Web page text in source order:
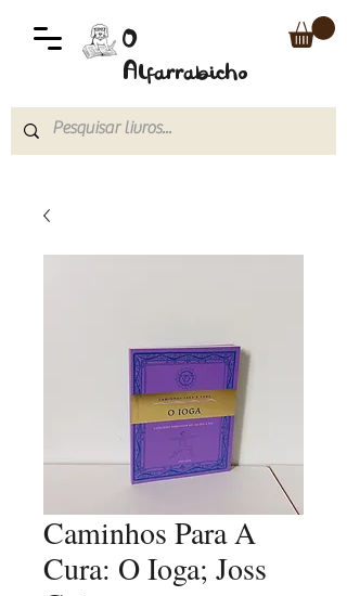
O
Alfarrabicho
Caminhos Para A
Cura: O Ioga; Joss